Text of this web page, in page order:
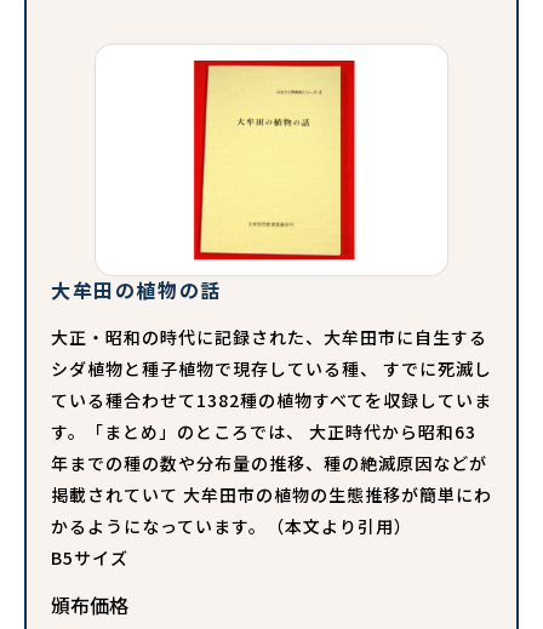
大牟田の植物の話
大正・昭和の時代に記録された、大牟田市に自生する
シダ植物と種子植物で現存している種、 すでに死滅し
ている種合わせて1382種の植物すべてを収録していま
す。「まとめ」のところでは、 大正時代から昭和63
年までの種の数や分布量の推移、種の絶滅原因などが
掲載されていて 大牟田市の植物の生態推移が簡単にわ
かるようになっています。（本文より引用）
B5サイズ
頒布価格